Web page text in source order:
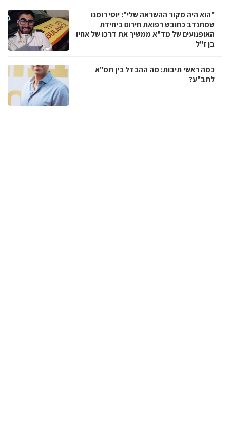
"הוא היה מקור ההשראה שלי": יוסי רומנו
שמתנדב כחובש רפואת חירום ביחידת
האופנועים של מד"א ממשיך את דרכו של אחיו
בן ז"ל
כמה ראשי תיבות: מה ההבדל בין תמ"א
לתב"ע?